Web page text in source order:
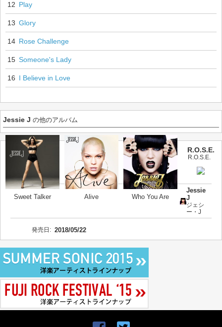
12 Play
13 Glory
14 Rose Challenge
15 Someone's Lady
16 I Believe in Love
Jessie J の他のアルバム
Sweet Talker Alive Who You Are
R.O.S.E.
R.O.S.E.
Jessie
J
ジェシ
ー・J
発売日: 2018/05/22